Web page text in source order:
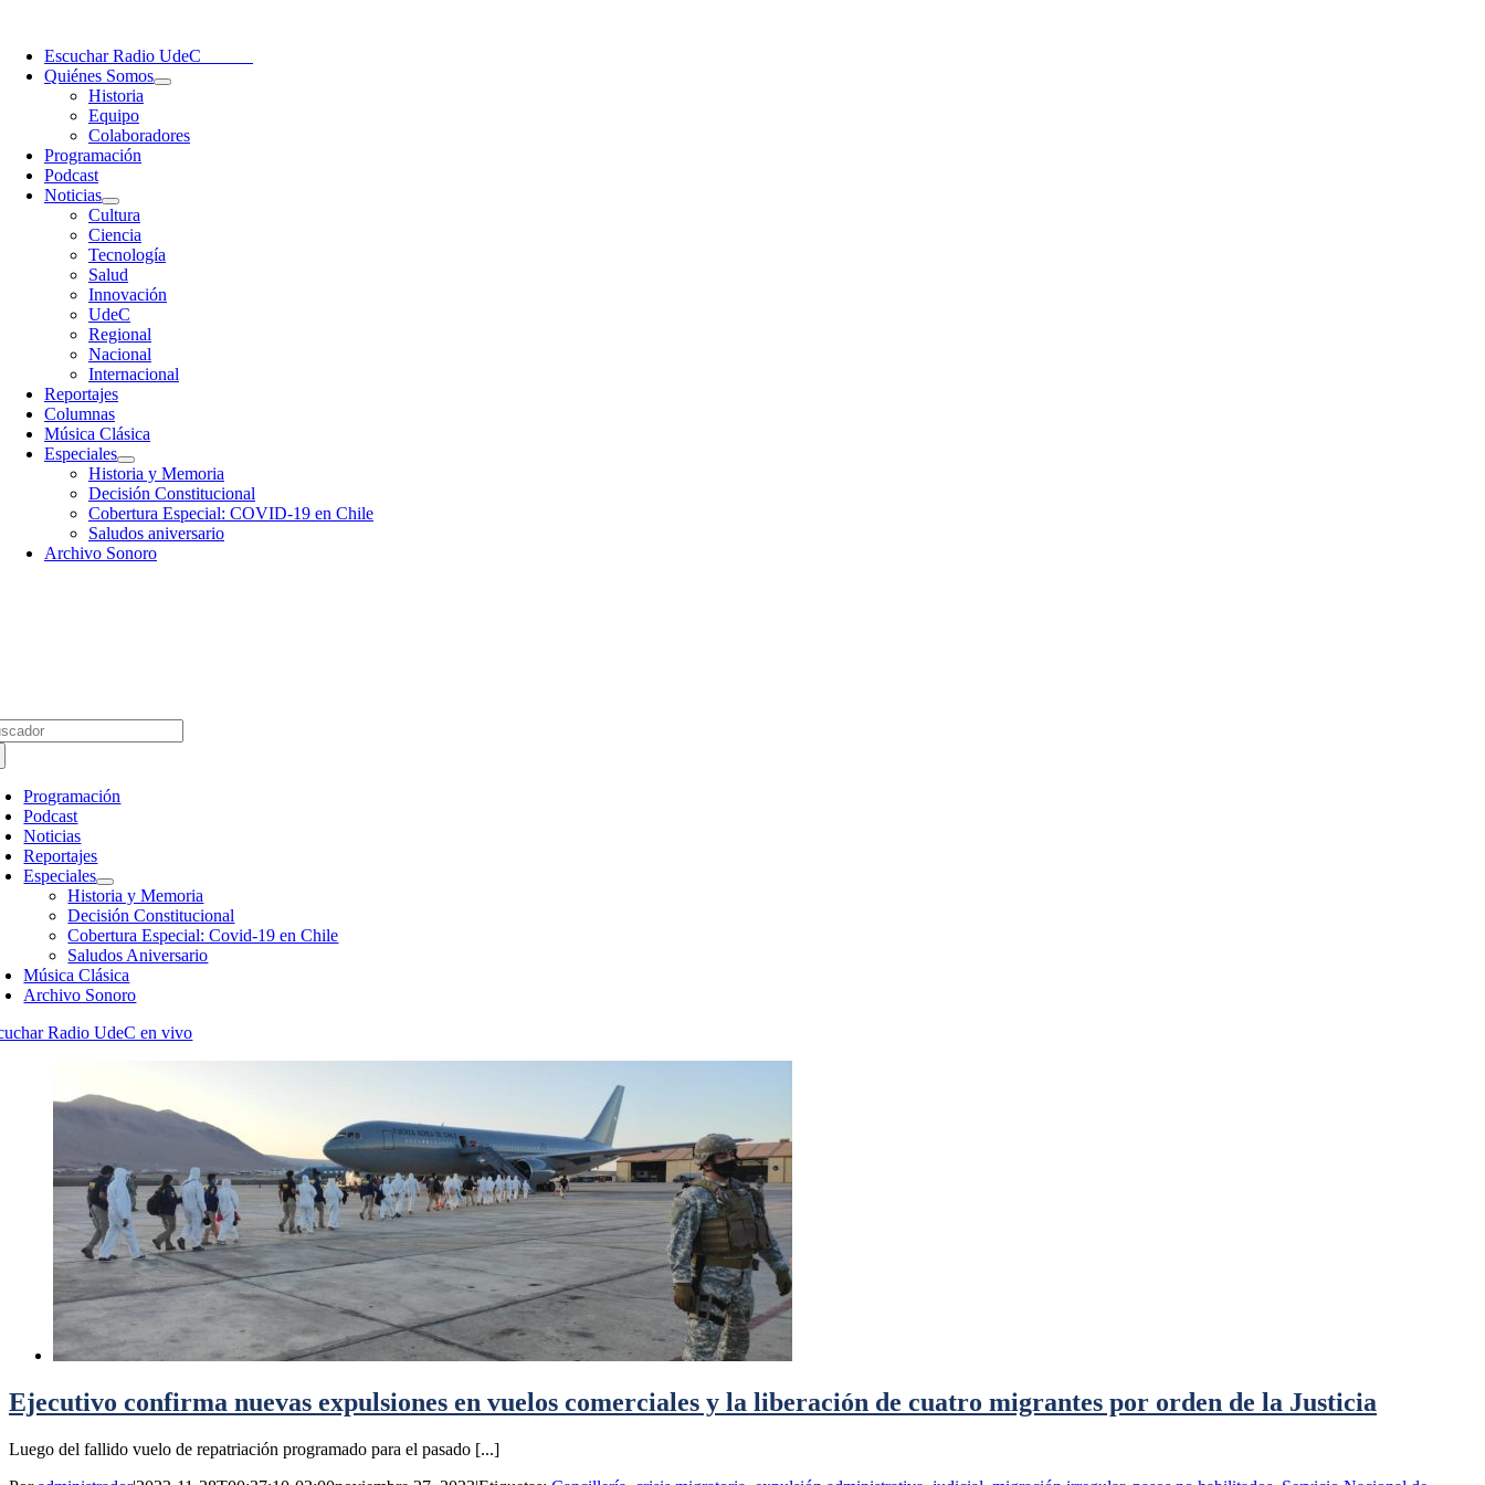
contenido
Escuchar Radio UdeC
Quiénes Somos
Historia
Equipo
Colaboradores
Programación
Podcast
Noticias
Cultura
Ciencia
Tecnología
Salud
Innovación
UdeC
Regional
Nacional
Internacional
Reportajes
Columnas
Música Clásica
Especiales
Historia y Memoria
Decisión Constitucional
Cobertura Especial: COVID-19 en Chile
Saludos aniversario
Archivo Sonoro
Programación
Podcast
Noticias
Reportajes
Especiales
Historia y Memoria
Decisión Constitucional
Cobertura Especial: Covid-19 en Chile
Saludos Aniversario
Música Clásica
Archivo Sonoro
Radio UdeC en vivo
Ejecutivo confirma nuevas expulsiones en vuelos comerciales y la liberación de cuatro migrantes por orden de la Justicia
Luego del fallido vuelo de repatriación programado para el pasado [...]